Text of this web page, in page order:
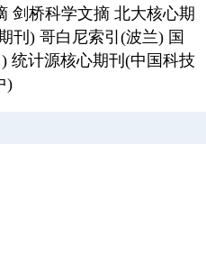
剑桥科学文摘 北大核心期
刊) 哥白尼索引(波兰) 国
统计源核心期刊(中国科技
)